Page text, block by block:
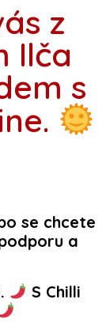
z
Ilča
s
se chcete
a
S Chilli